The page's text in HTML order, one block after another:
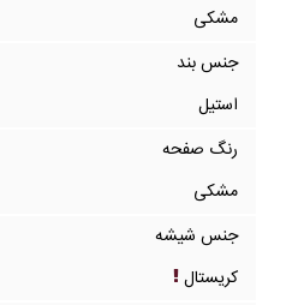
مشکی
جنس بند
استیل
رنگ صفحه
مشکی
جنس شیشه
کریستال